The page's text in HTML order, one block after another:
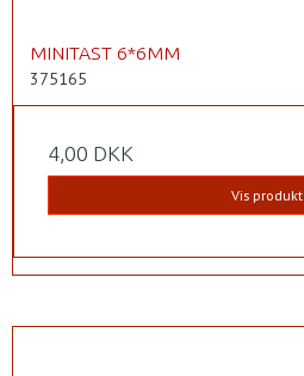
MINITAST 6*6MM
375165
4,00 DKK
Vis produkt